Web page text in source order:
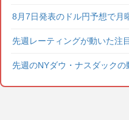
8月7日発表のドル円予想で月
先週レーティングが動いた注
先週のNYダウ・ナスダックの